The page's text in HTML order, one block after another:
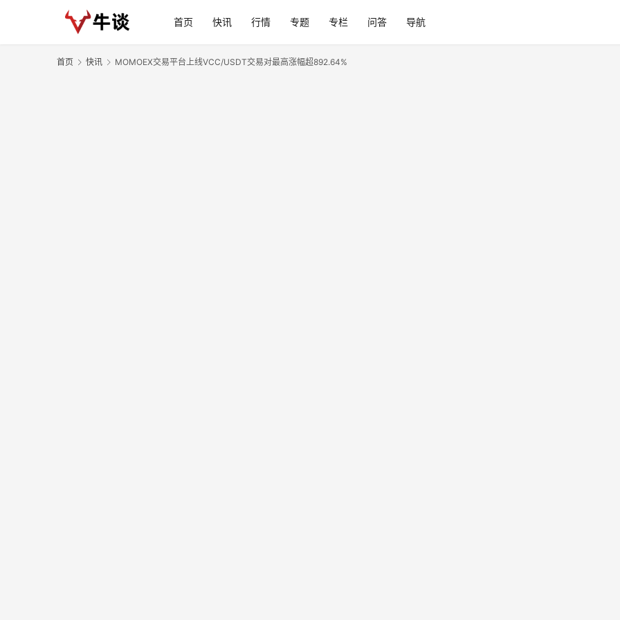
首页 快讯 行情 专题 专栏 问答 导航
首页 快讯 MOMOEX交易平台上线VCC/USDT交易对最高涨幅超892.64%